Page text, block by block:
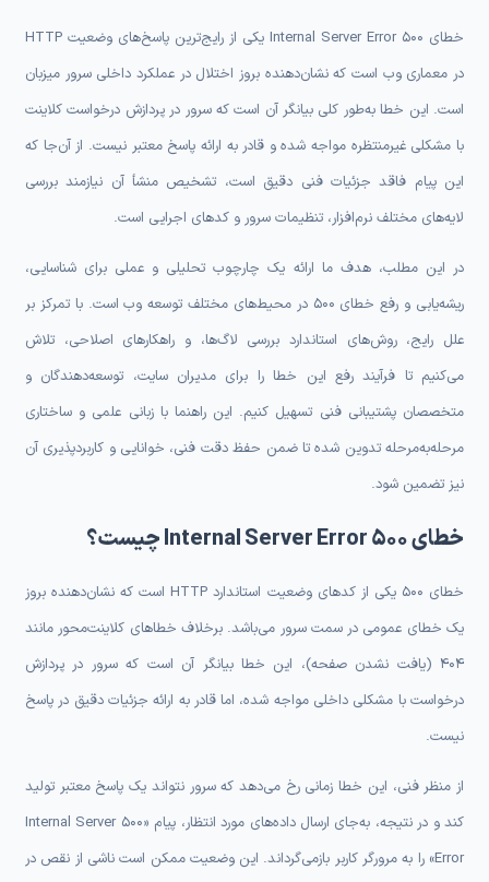
خطای 500 Internal Server Error یکی از رایج‌ترین پاسخ‌های وضعیت HTTP
در معماری وب است که نشان‌دهنده بروز اختلال در عملکرد داخلی سرور میزبان
است. این خطا به‌طور کلی بیانگر آن است که سرور در پردازش درخواست کلاینت
با مشکلی غیرمنتظره مواجه شده و قادر به ارائه پاسخ معتبر نیست. از آن‌جا که
این پیام فاقد جزئیات فنی دقیق است، تشخیص منشأ آن نیازمند بررسی
لایه‌های مختلف نرم‌افزار، تنظیمات سرور و کدهای اجرایی است.
در این مطلب، هدف ما ارائه یک چارچوب تحلیلی و عملی برای شناسایی،
ریشه‌یابی و رفع خطای 500 در محیط‌های مختلف توسعه وب است. با تمرکز بر
علل رایج، روش‌های استاندارد بررسی لاگ‌ها، و راهکارهای اصلاحی، تلاش
می‌کنیم تا فرآیند رفع این خطا را برای مدیران سایت، توسعه‌دهندگان و
متخصصان پشتیبانی فنی تسهیل کنیم. این راهنما با زبانی علمی و ساختاری
مرحله‌به‌مرحله تدوین شده تا ضمن حفظ دقت فنی، خوانایی و کاربردپذیری آن
نیز تضمین شود.
خطای 500 Internal Server Error چیست؟
خطای 500 یکی از کدهای وضعیت استاندارد HTTP است که نشان‌دهنده بروز
یک خطای عمومی در سمت سرور می‌باشد. برخلاف خطاهای کلاینت‌محور مانند
404 (یافت نشدن صفحه)، این خطا بیانگر آن است که سرور در پردازش
درخواست با مشکلی داخلی مواجه شده، اما قادر به ارائه جزئیات دقیق در پاسخ
نیست.
از منظر فنی، این خطا زمانی رخ می‌دهد که سرور نتواند یک پاسخ معتبر تولید
کند و در نتیجه، به‌جای ارسال داده‌های مورد انتظار، پیام «500 Internal Server
Error» را به مرورگر کاربر بازمی‌گرداند. این وضعیت ممکن است ناشی از نقص در